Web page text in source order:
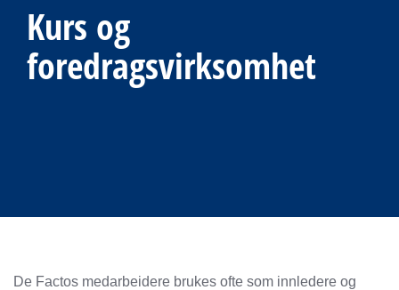
Kurs og
foredragsvirksomhet
De Factos medarbeidere brukes ofte som innledere og